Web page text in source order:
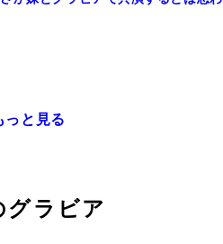
っと見る
グラビア